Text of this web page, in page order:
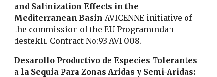
and Salinization Effects in the
Mediterranean Basin AVICENNE initiative of
the commission of the EU Programından
destekli. Contract No:93 AVI 008.
Desarollo Productivo de Especies Tolerantes
a la Sequia Para Zonas Aridas y Semi-Aridas: